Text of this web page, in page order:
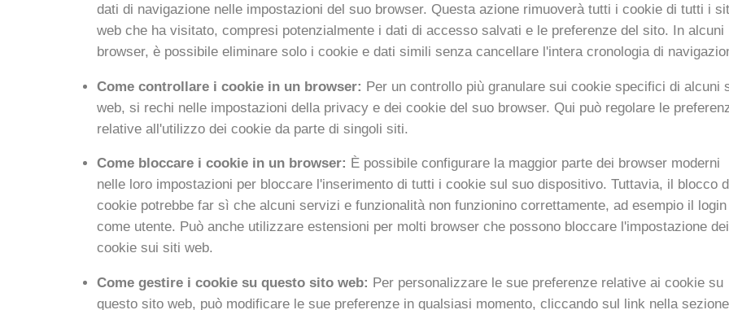
dati di navigazione nelle impostazioni del suo browser. Questa azione rimuoverà tutti i cookie di tutti i
web che ha visitato, compresi potenzialmente i dati di accesso salvati e le preferenze del sito. In alcuni
browser, è possibile eliminare solo i cookie e dati simili senza cancellare l'intera cronologia di
Come controllare i cookie in un browser: Per un controllo più granulare sui cookie specifici di alcuni
web, si rechi nelle impostazioni della privacy e dei cookie del suo browser. Qui può regolare le
relative all'utilizzo dei cookie da parte di singoli siti.
Come bloccare i cookie in un browser: È possibile configurare la maggior parte dei browser moderni
nelle loro impostazioni per bloccare l'inserimento di tutti i cookie sul suo dispositivo. Tuttavia, il blocco
cookie potrebbe far sì che alcuni servizi e funzionalità non funzionino correttamente, ad esempio il login
come utente. Può anche utilizzare estensioni per molti browser che possono bloccare l'impostazione dei
cookie sui siti web.
Come gestire i cookie su questo sito web: Per personalizzare le sue preferenze relative ai cookie su
questo sito web, può modificare le sue preferenze in qualsiasi momento, cliccando sul link nella sezione